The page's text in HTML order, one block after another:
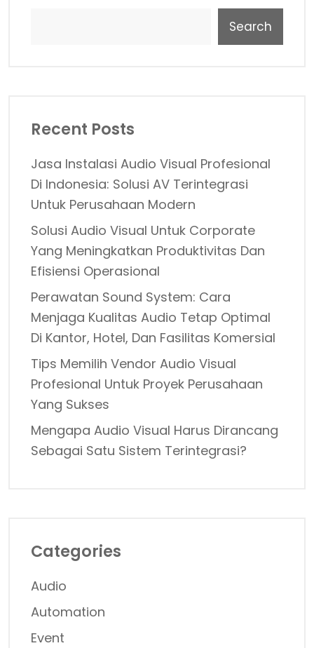
Search
Recent Posts
Jasa Instalasi Audio Visual Profesional
Di Indonesia: Solusi AV Terintegrasi
Untuk Perusahaan Modern
Solusi Audio Visual Untuk Corporate
Yang Meningkatkan Produktivitas Dan
Efisiensi Operasional
Perawatan Sound System: Cara
Menjaga Kualitas Audio Tetap Optimal
Di Kantor, Hotel, Dan Fasilitas Komersial
Tips Memilih Vendor Audio Visual
Profesional Untuk Proyek Perusahaan
Yang Sukses
Mengapa Audio Visual Harus Dirancang
Sebagai Satu Sistem Terintegrasi?
Categories
Audio
Automation
Event